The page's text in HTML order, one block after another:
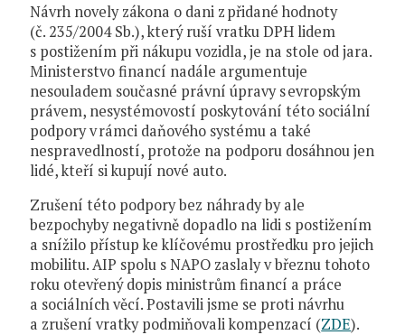
Návrh novely zákona o dani z přidané hodnoty
(č. 235/2004 Sb.), který ruší vratku DPH lidem
s postižením při nákupu vozidla, je na stole od jara.
Ministerstvo financí nadále argumentuje
nesouladem současné právní úpravy s evropským
právem, nesystémovostí poskytování této sociální
podpory v rámci daňového systému a také
nespravedlností, protože na podporu dosáhnou jen
lidé, kteří si kupují nové auto.
Zrušení této podpory bez náhrady by ale
bezpochyby negativně dopadlo na lidi s postižením
a snížilo přístup ke klíčovému prostředku pro jejich
mobilitu. AIP spolu s NAPO zaslaly v březnu tohoto
roku otevřený dopis ministrům financí a práce
a sociálních věcí. Postavili jsme se proti návrhu
a zrušení vratky podmiňovali kompenzací (ZDE).